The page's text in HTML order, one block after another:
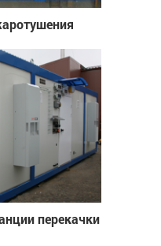
перекачки